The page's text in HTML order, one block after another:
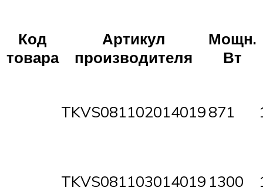
Код
товара
Артикул
производителя
Мощн.
Вт
TKVS081102014019871
TKVS081103014019 1300